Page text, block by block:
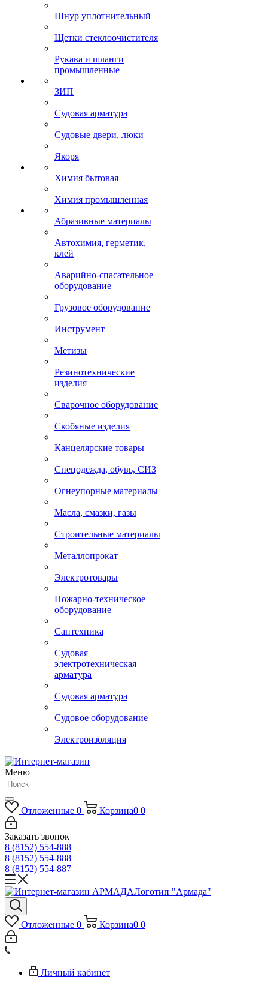
Шнур уплотнительный
Щетки стеклоочистителя
Рукава и шланги
промышленные
ЗИП
Судовая арматура
Судовые двери, люки
Якоря
Химия бытовая
Химия промышленная
Абразивные материалы
Автохимия, герметик,
клей
Аварийно-спасательное
оборудование
Грузовое оборудование
Инструмент
Метизы
Резинотехнические
изделия
Сварочное оборудование
Скобяные изделия
Канцелярские товары
Спецодежда, обувь, СИЗ
Огнеупорные материалы
Масла, смазки, газы
Строительные материалы
Металлопрокат
Электротовары
Пожарно-техническое
оборудование
Сантехника
Судовая
электротехническая
арматура
Судовая арматура
Судовое оборудование
Электроизоляция
Меню
Отложенные 0 Корзина0 0
Заказать звонок
8 (8152) 554-888
8 (8152) 554-888
8 (8152) 554-887
Логотип "Армада"
Отложенные 0 Корзина0 0
Личный кабинет